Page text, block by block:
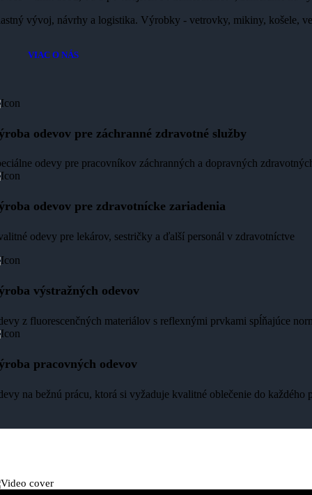
vývoj, návrhy a logistika. Výrobky - vetrovky, mikiny, košele,
VIAC O NÁS
odevov pre záchranné zdravotné služby
odevy pre pracovníkov záchranných a dopravných
odevov pre zdravotnícke zariadenia
odevy pre lekárov, sestričky a ďalší personál v zdravotníctve
výstražných odevov
z fluorescenčných materiálov s reflexnými prvkami spĺňajúce
pracovných odevov
na bežnú prácu, ktorá si vyžaduje kvalitné oblečenie do každého